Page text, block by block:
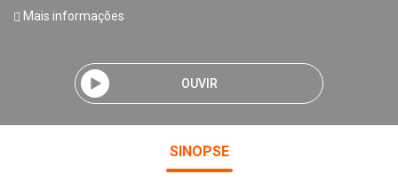
Mais informações
OUVIR
SINOPSE